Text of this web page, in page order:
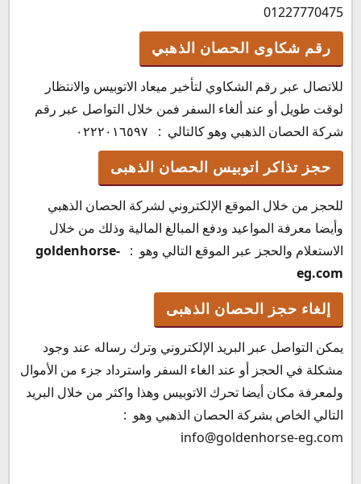
01227770475
رقم شكاوى الحصان الذهبي
للاتصال عبر رقم الشكاوي لتأخير ميعاد الاتوبيس والانتظار
لوقت طويل أو عند ألغاء السفر فمن خلال التواصل عبر رقم
شركة الحصان الذهبي وهو كالتالي : ٠٢٢٢٠١٦٥٩٧
حجز تذاكر اتوبيس الحصان الذهبى
للحجز من خلال الموقع الإلكتروني لشركة الحصان الذهبي
وأيضا معرفة المواعيد ودفع المبالغ المالية وذلك من خلال
الاستعلام والحجز عبر الموقع التالي وهو : goldenhorse-
eg.com
إلغاء حجز الحصان الذهبى
يمكن التواصل عبر البريد الإلكتروني وترك رساله عند وجود
مشكلة في الحجز أو عند الغاء السفر واسترداد جزء من الأموال
ولمعرفة مكان أيضا تحرك الاتوبيس وهذا واكثر من خلال البريد
التالي الخاص بشركة الحصان الذهبي وهو :
info@goldenhorse-eg.com